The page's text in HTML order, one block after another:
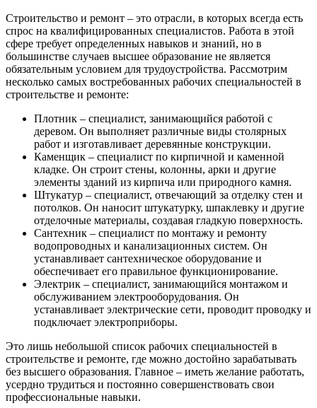
Строительство и ремонт – это отрасли, в которых всегда есть
спрос на квалифицированных специалистов. Работа в этой
сфере требует определенных навыков и знаний, но в
большинстве случаев высшее образование не является
обязательным условием для трудоустройства. Рассмотрим
несколько самых востребованных рабочих специальностей в
строительстве и ремонте:
Плотник – специалист, занимающийся работой с
деревом. Он выполняет различные виды столярных
работ и изготавливает деревянные конструкции.
Каменщик – специалист по кирпичной и каменной
кладке. Он строит стены, колонны, арки и другие
элементы зданий из кирпича или природного камня.
Штукатур – специалист, отвечающий за отделку стен и
потолков. Он наносит штукатурку, шпаклевку и другие
отделочные материалы, создавая гладкую поверхность.
Сантехник – специалист по монтажу и ремонту
водопроводных и канализационных систем. Он
устанавливает сантехническое оборудование и
обеспечивает его правильное функционирование.
Электрик – специалист, занимающийся монтажом и
обслуживанием электрооборудования. Он
устанавливает электрические сети, проводит проводку и
подключает электроприборы.
Это лишь небольшой список рабочих специальностей в
строительстве и ремонте, где можно достойно зарабатывать
без высшего образования. Главное – иметь желание работать,
усердно трудиться и постоянно совершенствовать свои
профессиональные навыки.